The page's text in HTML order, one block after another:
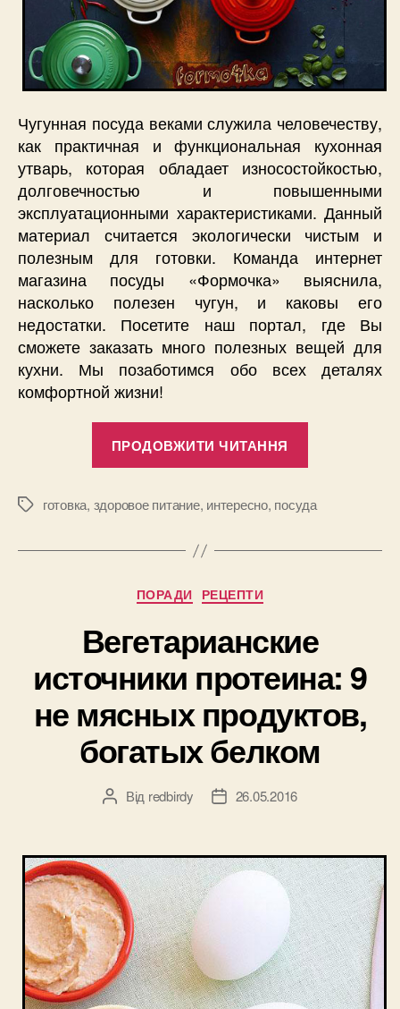
Чугунная посуда веками служила человечеству,
как практичная и функциональная кухонная
утварь, которая обладает износостойкостью,
долговечностью и повышенными
эксплуатационными характеристиками. Данный
материал считается экологически чистым и
полезным для готовки. Команда интернет
магазина посуды «Формочка» выяснила,
насколько полезен чугун, и каковы его
недостатки. Посетите наш портал, где Вы
сможете заказать много полезных вещей для
кухни. Мы позаботимся обо всех деталях
комфортной жизни!
ПРОДОВЖИТИ ЧИТАННЯ
на
можно
в
чугунной
Позначки
готовка, здоровое питание, интересно, посуда
Категорії
ПОРАДИ РЕЦЕПТИ
Вегетарианские
источники протеина: 9
не мясных продуктов,
богатых белком
Автор
Від redbirdy
Дата26.05.2016